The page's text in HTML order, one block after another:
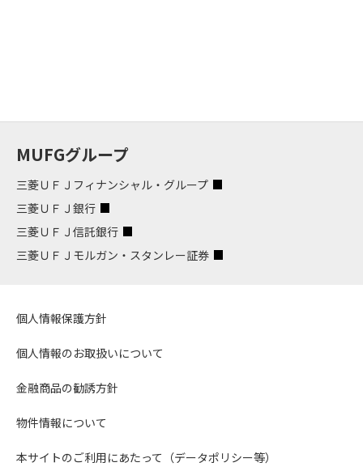
MUFGグループ
三菱ＵＦＪフィナンシャル・グループ
三菱ＵＦＪ銀行
三菱ＵＦＪ信託銀行
三菱ＵＦＪモルガン・スタンレー証券
個人情報保護方針
個人情報のお取扱いについて
金融商品の勧誘方針
物件情報について
本サイトのご利用にあたって（データポリシー等）